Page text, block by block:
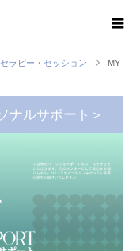
ラピー・セッション
MY
ナルサポート＞